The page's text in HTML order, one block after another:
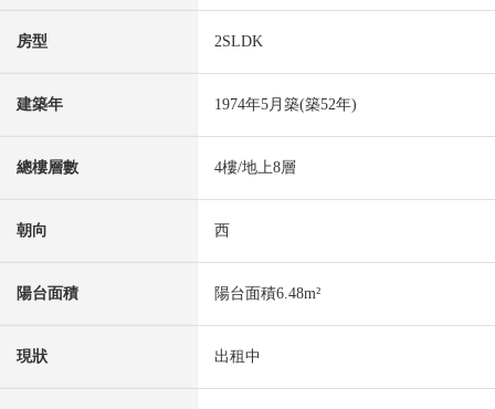
房型 2SLDK
建築年 1974年5月築(築52年)
總樓層數 4樓/地上8層
朝向 西
陽台面積 陽台面積6.48m²
現狀 出租中